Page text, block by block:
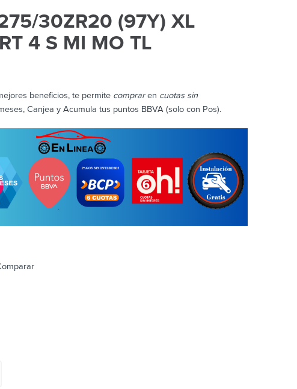
30ZR20 (97Y) XL
4 S MI MO TL
beneficios, te permite compraren cuotas sin
Canjea y Acumula tus puntos BBVA (solo con Pos).